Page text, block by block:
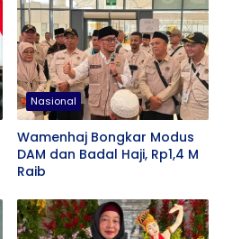
Nasional
Wamenhaj Bongkar Modus
DAM dan Badal Haji, Rp1,4 M
Raib